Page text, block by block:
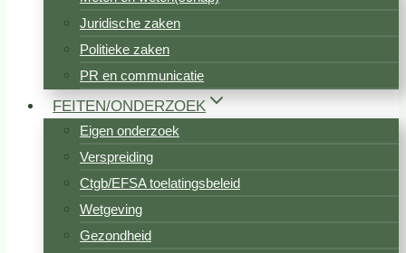
Juridische zaken
Politieke zaken
PR en communicatie
FEITEN/ONDERZOEK
Eigen onderzoek
Verspreiding
Ctgb/EFSA toelatingsbeleid
Wetgeving
Gezondheid